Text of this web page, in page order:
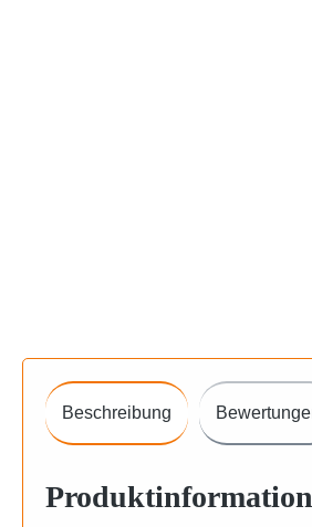
Beschreibung